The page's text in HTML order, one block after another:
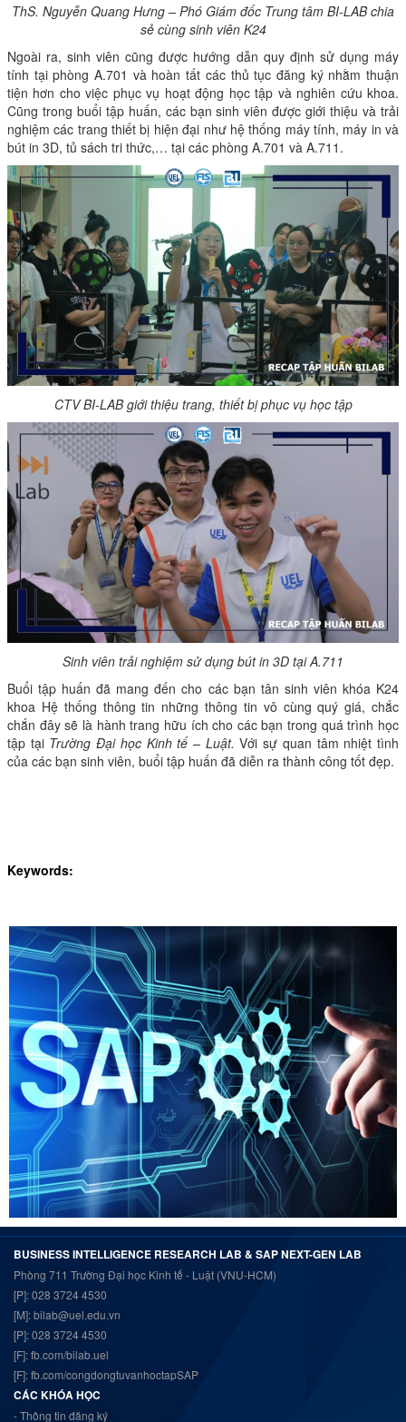
ThS. Nguyễn Quang Hưng – Phó Giám đốc Trung tâm BI-LAB chia
sẻ cùng sinh viên K24
Ngoài ra, sinh viên cũng được hướng dẫn quy định sử dụng máy
tính tại phòng A.701 và hoàn tất các thủ tục đăng ký nhằm thuận
tiện hơn cho việc phục vụ hoạt động học tập và nghiên cứu khoa.
Cũng trong buổi tập huấn, các bạn sinh viên được giới thiệu và trải
nghiệm các trang thiết bị hiện đại như hệ thống máy tính, máy in và
bút in 3D, tủ sách tri thức,… tại các phòng A.701 và A.711.
CTV BI-LAB giới thiệu trang, thiết bị phục vụ học tập
Sinh viên trải nghiệm sử dụng bút in 3D tại A.711
Buổi tập huấn đã mang đến cho các bạn tân sinh viên khóa K24
khoa Hệ thống thông tin những thông tin vô cùng quý giá, chắc
chắn đây sẽ là hành trang hữu ích cho các bạn trong quá trình học
tập tại Trường Đại học Kinh tế – Luật. Với sự quan tâm nhiệt tình
của các bạn sinh viên, buổi tập huấn đã diễn ra thành công tốt đẹp.
Keywords:
BUSINESS INTELLIGENCE RESEARCH LAB & SAP NEXT-GEN LAB
Phòng 711 Trường Đại học Kinh tế - Luật (VNU-HCM)
[P]: 028 3724 4530
[M]: bilab@uel.edu.vn
[P]: 028 3724 4530
[F]:fb.com/bilab.uel
[F]:fb.com/congdongtuvanhoctapSAP
CÁC KHÓA HỌC
- Thông tin đăng ký